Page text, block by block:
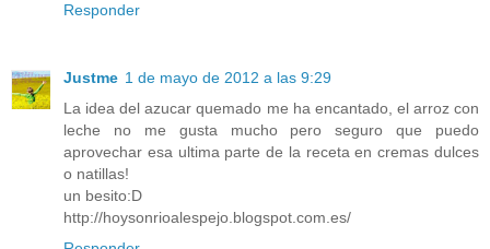
Responder
Justme 1 de mayo de 2012 a las 9:29
La idea del azucar quemado me ha encantado, el arroz con
leche no me gusta mucho pero seguro que puedo
aprovechar esa ultima parte de la receta en cremas dulces
o natillas!
un besito:D
http://hoysonrioalespejo.blogspot.com.es/